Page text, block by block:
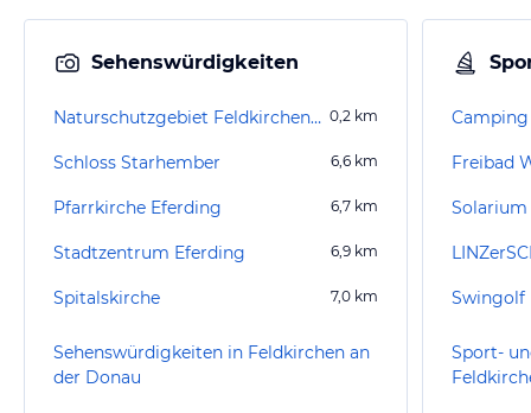
Sehenswürdigkeiten
Naturschutzgebiet Feldkirchen-Pesenbachtal 0,2 km
Schloss Starhember 6,6 km
Pfarrkirche Eferding 6,7 km
Stadtzentrum Eferding 6,9 km
Spitalskirche 7,0 km
Sehenswürdigkeiten in Feldkirchen an
der Donau
Freibad
Solarium
Swingolf
Sport-